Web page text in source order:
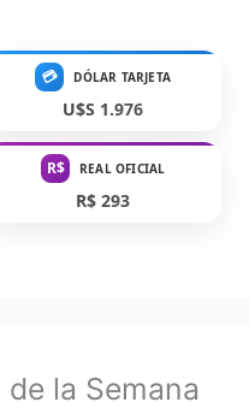
💳 DÓLAR TARJETA
U$S 1.976
R$ REAL OFICIAL
R$ 293
la Semana